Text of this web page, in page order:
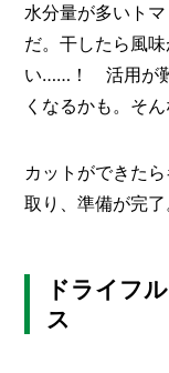
水分量が多いト
だ。干したら風
い……！ 活用が難
くなるかも。そ
カットができた
取り、準備が完了
ドライフ
ス